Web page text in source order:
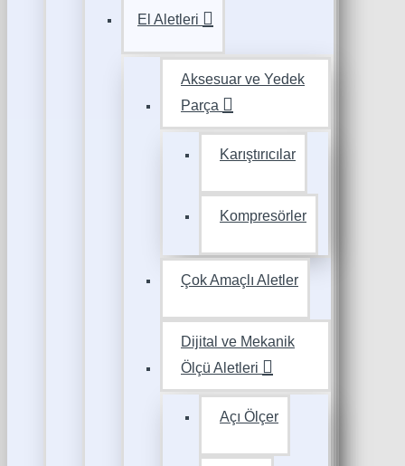
El Aletleri
Aksesuar ve Yedek
Parça
Karıştırıcılar
Kompresörler
Çok Amaçlı Aletler
Dijital ve Mekanik
Ölçü Aletleri
Açı Ölçer